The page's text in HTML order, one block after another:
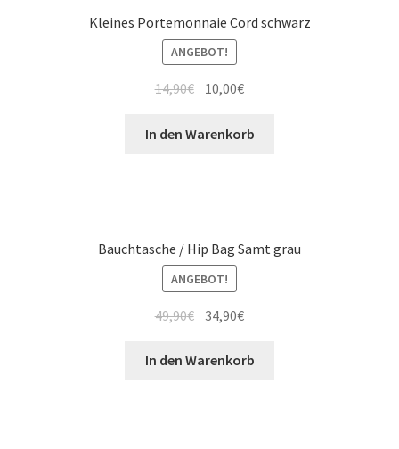
Kleines Portemonnaie Cord schwarz
ANGEBOT!
14,90€ 10,00€
In den Warenkorb
Bauchtasche / Hip Bag Samt grau
ANGEBOT!
49,90€ 34,90€
In den Warenkorb